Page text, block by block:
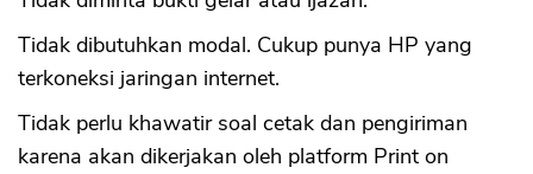
Tidak dibutuhkan modal. Cukup punya HP yang
terkoneksi jaringan internet.
Tidak perlu khawatir soal cetak dan pengiriman
karena akan dikerjakan oleh platform Print on